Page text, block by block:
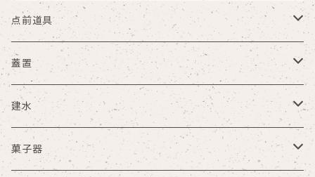
その他
木箱
その他
点前道具
盆
天目台 貴人台
茶通箱
蓋置
木箱
その他
建水
木箱
菓子器